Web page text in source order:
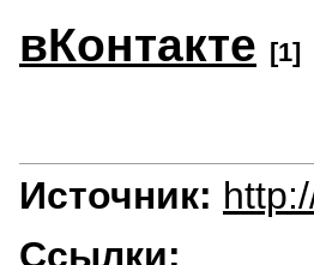
вКонтакте [1]
Источник:
Ссылки: